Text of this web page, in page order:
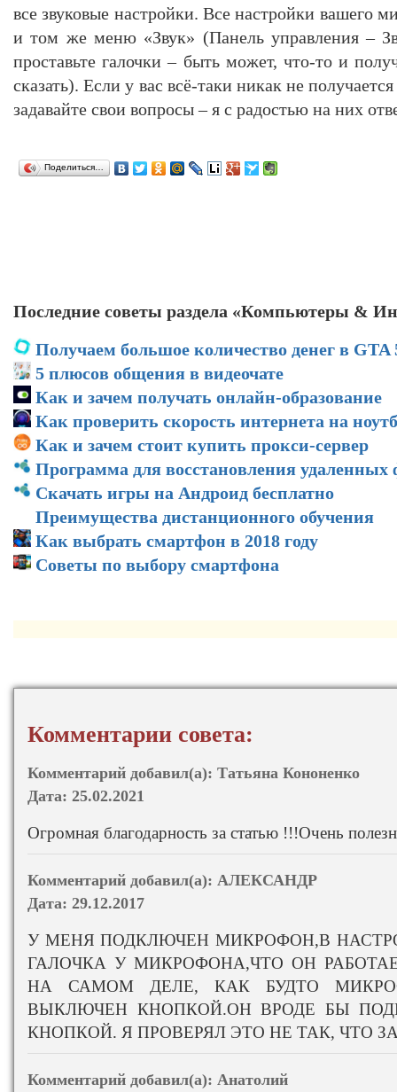
все звуковые настройки. Все настройки вашего
и том же меню «Звук» (Панель управления –
проставьте галочки – быть может, что-то и
сказать). Если у вас всё-таки никак не
задавайте свои вопросы – я с радостью на них
Поделиться…
Последние советы раздела «Компьютеры &
Получаем большое количество денег в GTA
5 плюсов общения в видеочате
Как и зачем получать онлайн-образование
Как проверить скорость интернета на
Как и зачем стоит купить прокси-сервер
Программа для восстановления удаленных
Скачать игры на Андроид бесплатно
Преимущества дистанционного обучения
Как выбрать смартфон в 2018 году
Советы по выбору смартфона
Комментарии совета:
Комментарий добавил(а): Татьяна Кононенко
Дата: 25.02.2021
Огромная благодарность за статью !!!Очень
Комментарий добавил(а): АЛЕКСАНДР
Дата: 29.12.2017
У МЕНЯ ПОДКЛЮЧЕН МИКРОФОН,В
ГАЛОЧКА У МИКРОФОНА,ЧТО ОН
НА САМОМ ДЕЛЕ, КАК БУДТО
ВЫКЛЮЧЕН КНОПКОЙ.ОН ВРОДЕ БЫ
КНОПКОЙ. Я ПРОВЕРЯЛ ЭТО НЕ ТАК, ЧТО
Комментарий добавил(а): Анатолий